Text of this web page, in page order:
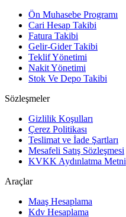
Ön Muhasebe Programı
Cari Hesap Takibi
Fatura Takibi
Gelir-Gider Takibi
Teklif Yönetimi
Nakit Yönetimi
Stok Ve Depo Takibi
Sözleşmeler
Gizlilik Koşulları
Çerez Politikası
Teslimat ve İade Şartları
Mesafeli Satış Sözleşmesi
KVKK Aydınlatma Metni
Araçlar
Maaş Hesaplama
Kdv Hesaplama